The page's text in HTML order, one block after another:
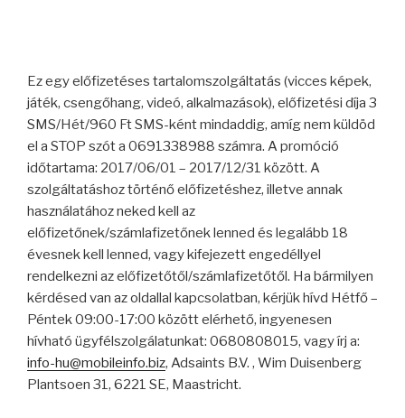
Ez egy előfizetéses tartalomszolgáltatás (vicces képek,
játék, csengőhang, videó, alkalmazások), előfizetési díja 3
SMS/Hét/960 Ft SMS-ként mindaddig, amíg nem küldöd
el a STOP szót a 0691338988 számra. A promóció
időtartama: 2017/06/01 – 2017/12/31 között. A
szolgáltatáshoz történő előfizetéshez, illetve annak
használatához neked kell az
előfizetőnek/számlafizetőnek lenned és legalább 18
évesnek kell lenned, vagy kifejezett engedéllyel
rendelkezni az előfizetőtől/számlafizetőtől. Ha bármilyen
kérdésed van az oldallal kapcsolatban, kérjük hívd Hétfő –
Péntek 09:00-17:00 között elérhető, ingyenesen
hívható ügyfélszolgálatunkat: 0680808015, vagy írj a:
info-hu@mobileinfo.biz, Adsaints B.V. , Wim Duisenberg
Plantsoen 31, 6221 SE, Maastricht.